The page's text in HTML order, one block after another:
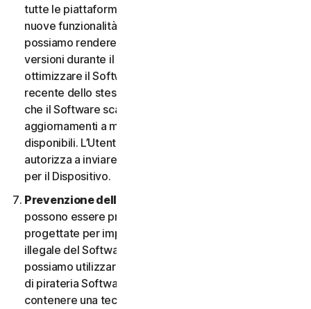
tutte le piattaforme. L’Utente ha il diritto di ricevere
nuove funzionalità e versioni del Software non appena
possiamo rendere disponibili tali funzionalità e
versioni durante il Periodo del Servizio. Al fine di
ottimizzare il Software e di ottenere la versione più
recente dello stesso, l’Utente accetta la possibilità
che il Software scarichi e installi nuove versioni e
aggiornamenti a mano a mano che li rendiamo
disponibili. L’Utente accetta inoltre di ricevere e ci
autorizza a inviare le nuove versioni e aggiornamenti
per il Dispositivo.
Prevenzione della pirateria software.
possono essere presenti misure tecnologiche
progettate per impedire l’utilizzo senza licenza o
illegale del Software. L’Utente accetta che noi
possiamo utilizzare tali misure per proteggerci da atti
di pirateria Software (ad esempio, il Software può
contenere una tecnologia di applicazione che limita la